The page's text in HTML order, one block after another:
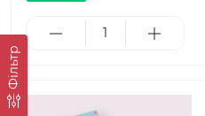
Фільтр